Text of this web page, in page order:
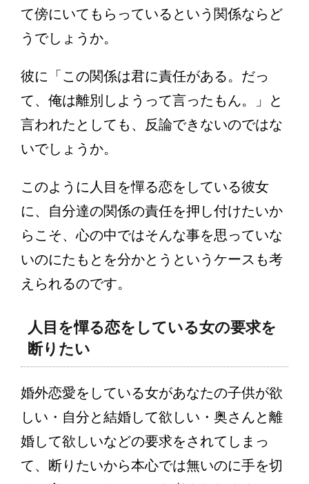
て傍にいてもらっているという関係ならど
うでしょうか。
彼に「この関係は君に責任がある。だっ
て、俺は離別しようって言ったもん。」と
言われたとしても、反論できないのではな
いでしょうか。
このように人目を憚る恋をしている彼女
に、自分達の関係の責任を押し付けたいか
らこそ、心の中ではそんな事を思っていな
いのにたもとを分かとうというケースも考
えられるのです。
人目を憚る恋をしている女の要求を
断りたい
婚外恋愛をしている女があなたの子供が欲
しい・自分と結婚して欲しい・奥さんと離
婚して欲しいなどの要求をされてしまっ
て、断りたいから本心では無いのに手を切